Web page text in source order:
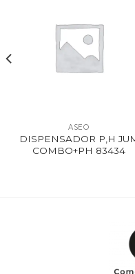
ASEO
DISPENSADOR P,H
COMBO+PH 83434